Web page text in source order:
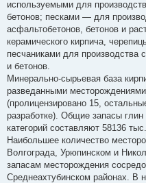
используемыми для
бетонов; песками — для
асфальтобетонов, бетонов и
керамического кирпича,
песчаниками для производства
и бетонов.
Минерально-сырьевая база
разведанными
(пролицензировано 15,
разработке). Общие запасы
категорий составляют 58136
Наибольшее количество
Волгограда, Урюпинском и
запасам месторождения
Среднеахтубинском районах. В